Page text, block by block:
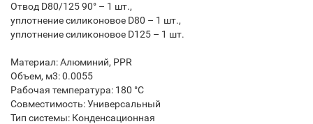
Отвод D80/125 90° – 1 шт.,
уплотнение силиконовое D80 – 1 шт.,
уплотнение силиконовое D125 – 1 шт.
Материал: Алюминий, PPR
Объем, м3: 0.0055
Рабочая температура: 180 °C
Совместимость: Универсальный
Тип системы: Конденсационная